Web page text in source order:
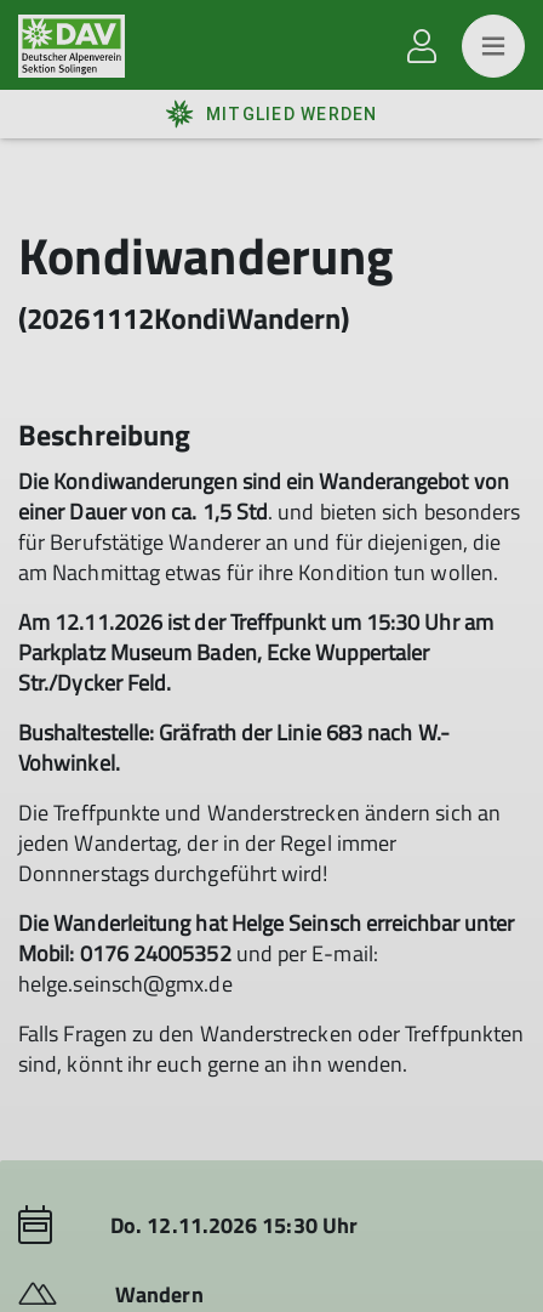
MITGLIED WERDEN
Kondiwanderung
(20261112KondiWandern)
Beschreibung
Die Kondiwanderungen sind ein Wanderangebot von
einer Dauer von ca. 1,5 Std. und bieten sich besonders
für Berufstätige Wanderer an und für diejenigen, die
am Nachmittag etwas für ihre Kondition tun wollen.
Am 12.11.2026 ist der Treffpunkt um 15:30 Uhr am
Parkplatz Museum Baden, Ecke Wuppertaler
Str./Dycker Feld.
Bushaltestelle: Gräfrath der Linie 683 nach W.-
Vohwinkel.
Die Treffpunkte und Wanderstrecken ändern sich an
jeden Wandertag, der in der Regel immer
Donnnerstags durchgeführt wird!
Die Wanderleitung hat Helge Seinsch erreichbar unter
Mobil: 0176 24005352und per E-mail:
helge.seinsch@gmx.de
Falls Fragen zu den Wanderstrecken oder Treffpunkten
sind, könnt ihr euch gerne an ihn wenden.
Do. 12.11.2026 15:30 Uhr
Wandern